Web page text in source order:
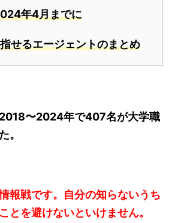
年4月までに
せるエージェントのまとめ
〜2024年で407名が大学職
。
報戦です。自分の知らないうち
とを避けないといけません。